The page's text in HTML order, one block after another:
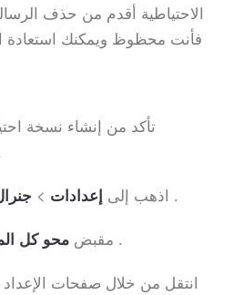
فأنت محظوظ ويمكنك استعادة
تأكد من إنشاء نسخة
اذهب إلى إعدادات >
.
مقبض محو كل
.
انتقل من خلال صفحات